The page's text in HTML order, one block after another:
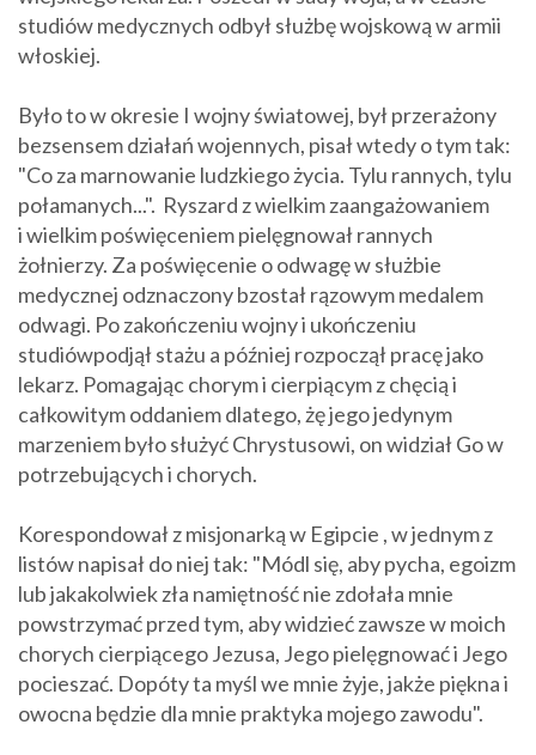
studiów medycznych odbył służbę wojskową w armii
włoskiej.
Było to w okresie I wojny światowej, był przerażony
bezsensem działań wojennych, pisał wtedy o tym tak:
"Co za marnowanie ludzkiego życia. Tylu rannych, tylu
połamanych...". Ryszard z wielkim zaangażowaniem
i wielkim poświęceniem pielęgnował rannych
żołnierzy. Za poświęcenie o odwagę w służbie
medycznej odznaczony bzostał rązowym medalem
odwagi. Po zakończeniu wojny i ukończeniu
studiówpodjął stażu a później rozpoczął pracę jako
lekarz. Pomagając chorym i cierpiącym z chęcią i
całkowitym oddaniem dlatego, żę jego jedynym
marzeniem było służyć Chrystusowi, on widział Go w
potrzebujących i chorych.
Korespondował z misjonarką w Egipcie , w jednym z
listów napisał do niej tak: "Módl się, aby pycha, egoizm
lub jakakolwiek zła namiętność nie zdołała mnie
powstrzymać przed tym, aby widzieć zawsze w moich
chorych cierpiącego Jezusa, Jego pielęgnować i Jego
pocieszać. Dopóty ta myśl we mnie żyje, jakże piękna i
owocna będzie dla mnie praktyka mojego zawodu".